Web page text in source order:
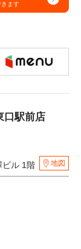
きます
口駅前店
ビル 1階
地図